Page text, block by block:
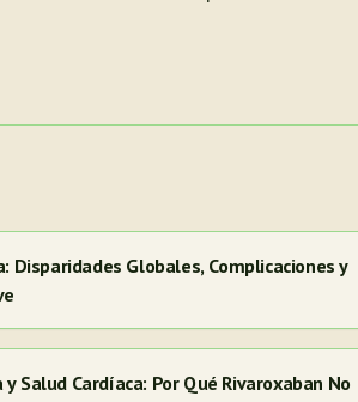
Disparidades Globales, Complicaciones y
y Salud Cardíaca: Por Qué Rivaroxaban No